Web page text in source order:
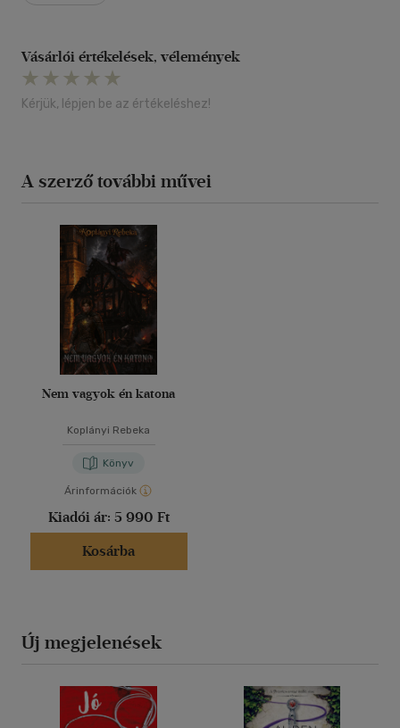
Vásárlói értékelések, vélemények
Kérjük, lépjen be az értékeléshez!
A szerző további művei
Nem vagyok én katona
Koplányi Rebeka
Könyv
Árinformációk
Kiadói ár: 5 990 Ft
Kosárba
Új megjelenések